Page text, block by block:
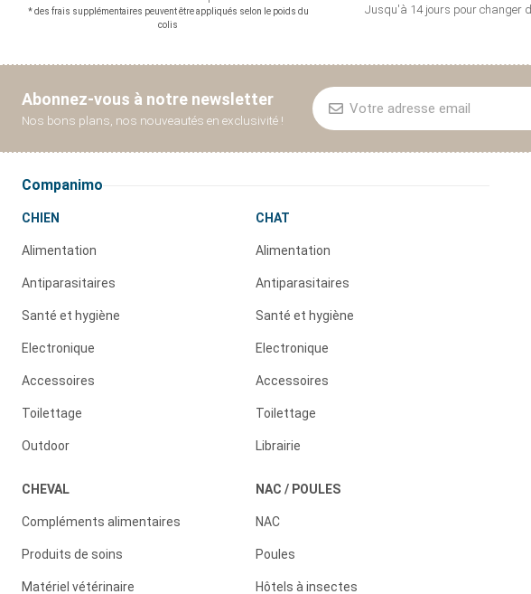
* des frais supplémentaires peuvent être appliqués selon le poids du
colis
Jusqu'à 14 jours pour changer
Abonnez-vous à notre newsletter
Nos bons plans, nos nouveautés en exclusivité !
Companimo
CHIEN
Alimentation
Antiparasitaires
Santé et hygiène
Electronique
Accessoires
Toilettage
Outdoor
CHEVAL
Compléments alimentaires
Produits de soins
Matériel vétérinaire
CHAT
Alimentation
Antiparasitaires
Santé et hygiène
Electronique
Accessoires
Toilettage
Librairie
NAC / POULES
NAC
Poules
Hôtels à insectes